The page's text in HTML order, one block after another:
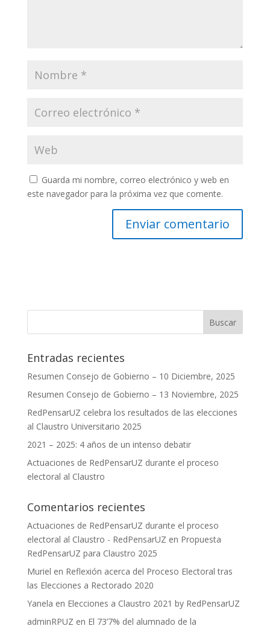
Guarda mi nombre, correo electrónico y web en
este navegador para la próxima vez que comente.
Entradas recientes
Resumen Consejo de Gobierno – 10 Diciembre, 2025
Resumen Consejo de Gobierno – 13 Noviembre, 2025
RedPensarUZ celebra los resultados de las elecciones
al Claustro Universitario 2025
2021 – 2025: 4 años de un intenso debatir
Actuaciones de RedPensarUZ durante el proceso
electoral al Claustro
Comentarios recientes
Actuaciones de RedPensarUZ durante el proceso
electoral al Claustro - RedPensarUZ en Propuesta
RedPensarUZ para Claustro 2025
Muriel en Reflexión acerca del Proceso Electoral tras
las Elecciones a Rectorado 2020
Yanela en Elecciones a Claustro 2021 by RedPensarUZ
adminRPUZ en El 73’7% del alumnado de la